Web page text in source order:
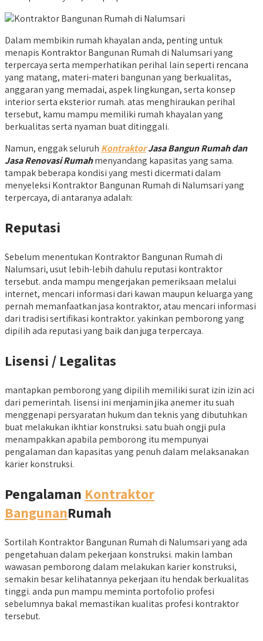
Dalam membikin rumah khayalan anda, penting untuk
menapis Kontraktor Bangunan Rumah di Nalumsari yang
terpercaya serta memperhatikan perihal lain seperti rencana
yang matang, materi-materi bangunan yang berkualitas,
anggaran yang memadai, aspek lingkungan, serta konsep
interior serta eksterior rumah. atas menghiraukan perihal
tersebut, kamu mampu memiliki rumah khayalan yang
berkualitas serta nyaman buat ditinggali.
Namun, enggak seluruh KontraktorJasa Bangun Rumah dan
Jasa Renovasi Rumahmenyandang kapasitas yang sama.
tampak beberapa kondisi yang mesti dicermati dalam
menyeleksi Kontraktor Bangunan Rumah di Nalumsari yang
terpercaya, di antaranya adalah:
Reputasi
Sebelum menentukan Kontraktor Bangunan Rumah di
Nalumsari, usut lebih-lebih dahulu reputasi kontraktor
tersebut. anda mampu mengerjakan pemeriksaan melalui
internet, mencari informasi dari kawan maupun keluarga yang
pernah memanfaatkan jasa kontraktor, atau mencari informasi
dari tradisi sertifikasi kontraktor. yakinkan pemborong yang
dipilih ada reputasi yang baik dan juga terpercaya.
Lisensi / Legalitas
mantapkan pemborong yang dipilih memiliki surat izin izin aci
dari pemerintah. lisensi ini menjamin jika anemer itu suah
menggenapi persyaratan hukum dan teknis yang dibutuhkan
buat melakukan ikhtiar konstruksi. satu buah ongji pula
menampakkan apabila pemborong itu mempunyai
pengalaman dan kapasitas yang penuh dalam melaksanakan
karier konstruksi.
Pengalaman Kontraktor
BangunanRumah
Sortilah Kontraktor Bangunan Rumah di Nalumsari yang ada
pengetahuan dalam pekerjaan konstruksi. makin lamban
wawasan pemborong dalam melakukan karier konstruksi,
semakin besar kelihatannya pekerjaan itu hendak berkualitas
tinggi. anda pun mampu meminta portofolio profesi
sebelumnya bakal memastikan kualitas profesi kontraktor
tersebut.